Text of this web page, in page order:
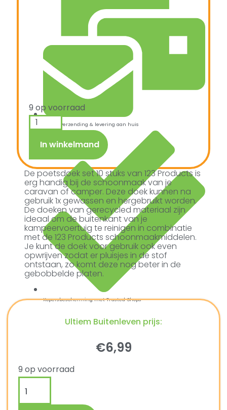
Snelle verzending & levering aan huis
Kopersbescherming met Trusted Shops
9 op voorraad
In winkelmand
De poetsdoek set 10 stuks van 123 Products is
erg handig bij de schoonmaak van je
caravan of camper. Deze doek kunnen na
gebruik 1x gewassen en hergebruikt worden.
De doeken van gerecycled materiaal zijn
ideaal om de buitenkant van je
kampeervoertuig te reinigen in combinatie
met de 123 Products schoonmaakmiddelen.
Je kunt de doek voor gebruik ook even
opwrijven zodat er pluisjes in de stof
ontstaan, zo komt deze nog beter in de
gebobbelde platen.
Ultiem Buitenleven prijs:
€6,99
9 op voorraad